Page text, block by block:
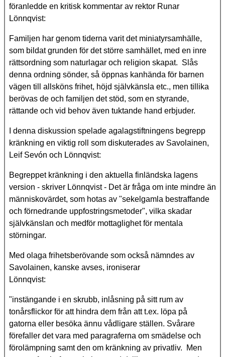
föranledde en kritisk kommentar av rektor Runar
Lönnqvist:
Familjen har genom tiderna varit det miniatyrsamhälle,
som bildat grunden för det större samhället, med en inre
rättsordning som naturlagar och religion skapat. Slås
denna ordning sönder, så öppnas kanhända för barnen
vägen till allsköns frihet, höjd självkänsla etc., men tillika
berövas de och familjen det stöd, som en styrande,
rättande och vid behov även tuktande hand erbjuder.
I denna diskussion spelade agalagstiftningens begrepp
kränkning en viktig roll som diskuterades av Savolainen,
Leif Sevón och Lönnqvist:
Begreppet kränkning i den aktuella finländska lagens
version - skriver Lönnqvist - Det är fråga om inte mindre än
människovärdet, som hotas av "sekelgamla bestraffande
och förnedrande uppfostringsmetoder", vilka skadar
självkänslan och medför mottaglighet för mentala
störningar.
Med olaga frihetsberövande som också nämndes av
Savolainen, kanske avses, ironiserar
Lönnqvist:
"instängande i en skrubb, inlåsning på sitt rum av
tonårsflickor för att hindra dem från att t.ex. löpa på
gatorna eller besöka ännu vådligare ställen. Svårare
förefaller det vara med paragraferna om smädelse och
förolämpning samt den om kränkning av privatliv. Men